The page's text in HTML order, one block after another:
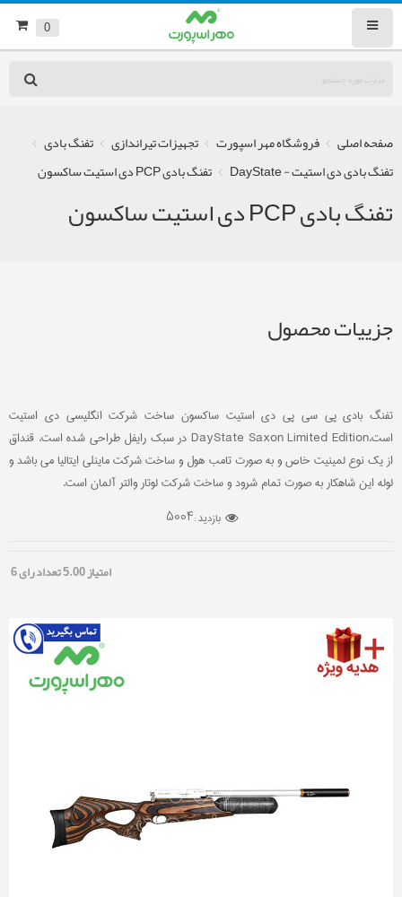
0
صفحه اصلی فروشگاه مهر اسپورت تجهیزات تیراندازی
تفنگ بادی
تفنگ بادی دی استیت - DayState
تفنگ بادی PCP دی استیت ساکسون
تفنگ بادی PCP دی استیت ساکسون
جزییات محصول
تفنگ بادی پی سی پی دی استیت ساکسون ساخت شرکت انگلیسی دی استیت
است.DayState Saxon Limited Edition در سبک رایفل طراحی شده است. قنداق
از یک نوع لمینیت خاص و به صورت تامب هول و ساخت شرکت ماینلی ایتالیا می باشد و
لوله این شاهکار به صورت تمام شرود و ساخت شرکت لوتار والتر آلمان است.
بازدید :5004
امتیاز5.00تعداد رای6